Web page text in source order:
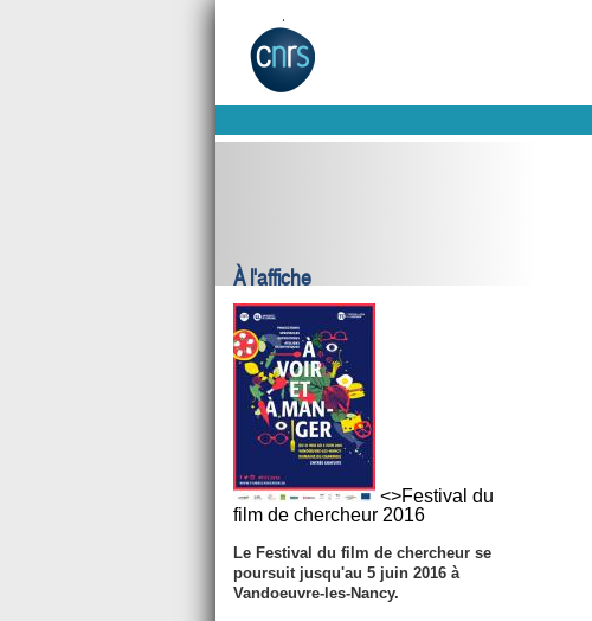
À l'affiche
<>Festival du
film de chercheur 2016
Le Festival du film de chercheur se
poursuit jusqu'au 5 juin 2016 à
Vandoeuvre-les-Nancy.